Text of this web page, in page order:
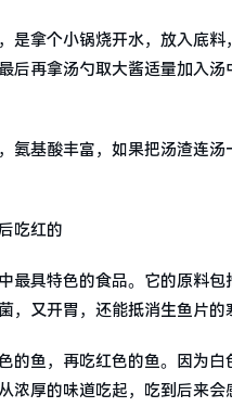
是拿个小锅烧开水，放入底
后再拿汤勺取大酱适量加入
氨基酸丰富，如果把汤渣连
吃红的
最具特色的食品。它的原料
，又开胃，还能抵消生鱼片的
的鱼，再吃红色的鱼。因为
浓厚的味道吃起，吃到后来会